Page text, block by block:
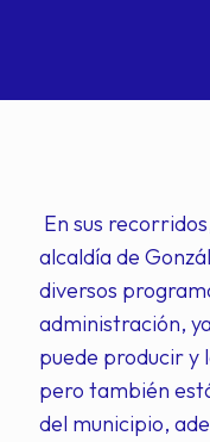
En sus
alcaldía de
diversos
administración,
puede producir y
pero también
del municipio,